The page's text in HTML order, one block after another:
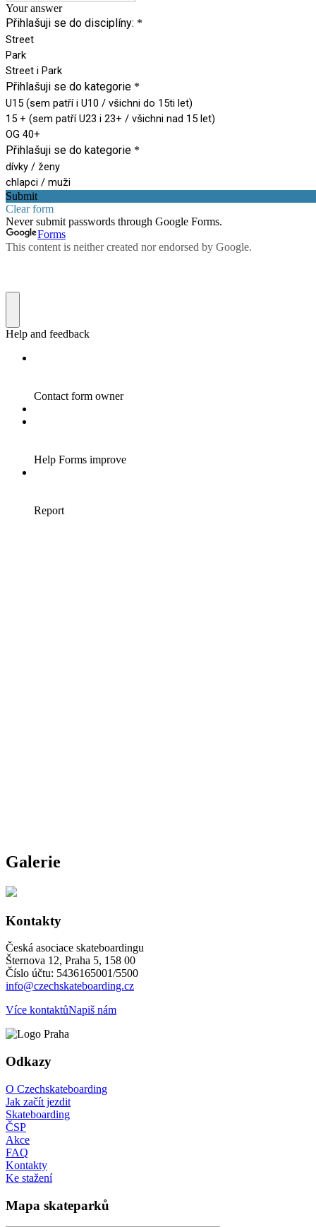
Galerie
Kontakty
Česká asociace skateboardingu
Šternova 12, Praha 5, 158 00
Číslo účtu: 5436165001/5500
info@czechskateboarding.cz
Více kontaktůNapiš nám
Odkazy
O Czechskateboarding
Jak začít jezdit
Skateboarding
ČSP
Akce
FAQ
Kontakty
Ke stažení
Mapa skateparků